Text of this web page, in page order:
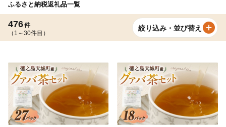
ふるさと納税返礼品一覧
476件
（1～30件目）
絞り込み・並び替え